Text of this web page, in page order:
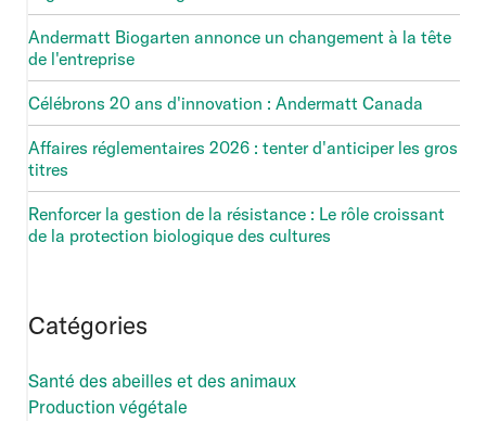
Andermatt Biogarten annonce un changement à la tête
de l'entreprise
Célébrons 20 ans d'innovation : Andermatt Canada
Affaires réglementaires 2026 : tenter d'anticiper les gros
titres
Renforcer la gestion de la résistance : Le rôle croissant
de la protection biologique des cultures
Catégories
Santé des abeilles et des animaux
Production végétale